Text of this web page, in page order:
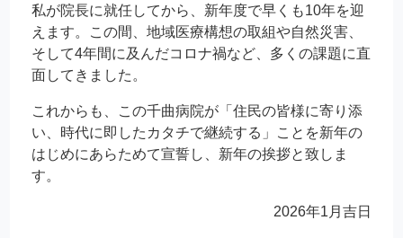
私が院長に就任してから、新年度で早くも10年を迎
えます。この間、地域医療構想の取組や自然災害、
そして4年間に及んだコロナ禍など、多くの課題に直
面してきました。
これからも、この千曲病院が「住民の皆様に寄り添
い、時代に即したカタチで継続する」ことを新年の
はじめにあらためて宣誓し、新年の挨拶と致しま
す。
2026年1月吉日